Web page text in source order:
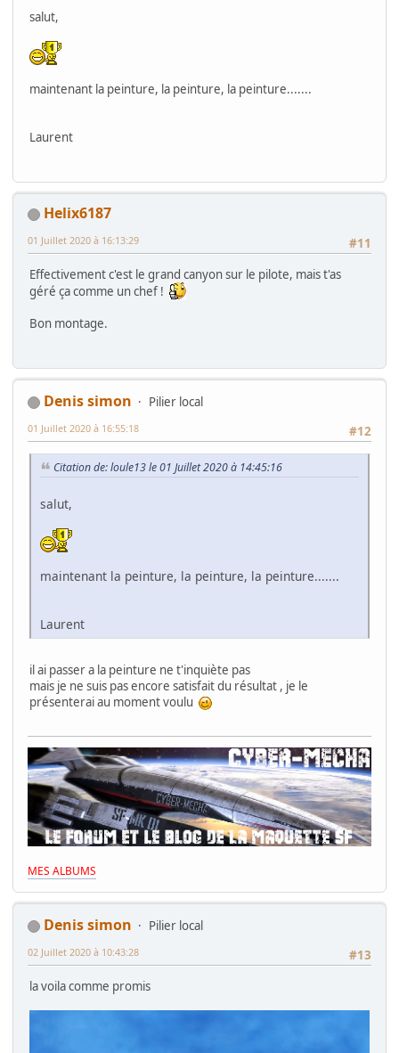
salut,
maintenant la peinture, la peinture, la peinture.......
Laurent
Helix6187
#11
01 Juillet 2020 à 16:13:29
Effectivement c'est le grand canyon sur le pilote, mais t'as
géré ça comme un chef !
Bon montage.
Denis simon
Pilier local
#12
01 Juillet 2020 à 16:55:18
Citation de: loule13 le 01 Juillet 2020 à 14:45:16
salut,
maintenant la peinture, la peinture, la peinture.......
Laurent
il ai passer a la peinture ne t'inquiète pas
mais je ne suis pas encore satisfait du résultat , je le
présenterai au moment voulu
MES ALBUMS
Denis simon
Pilier local
#13
02 Juillet 2020 à 10:43:28
la voila comme promis